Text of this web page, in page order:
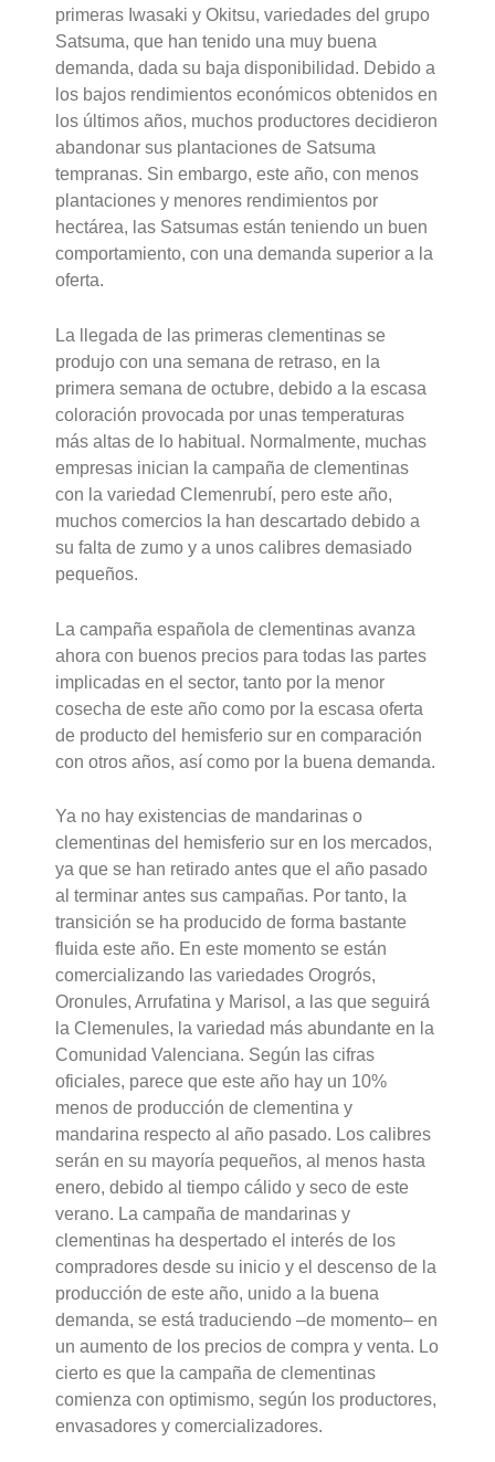
primeras Iwasaki y Okitsu, variedades del grupo
Satsuma, que han tenido una muy buena
demanda, dada su baja disponibilidad. Debido a
los bajos rendimientos económicos obtenidos en
los últimos años, muchos productores decidieron
abandonar sus plantaciones de Satsuma
tempranas. Sin embargo, este año, con menos
plantaciones y menores rendimientos por
hectárea, las Satsumas están teniendo un buen
comportamiento, con una demanda superior a la
oferta.
La llegada de las primeras clementinas se
produjo con una semana de retraso, en la
primera semana de octubre, debido a la escasa
coloración provocada por unas temperaturas
más altas de lo habitual. Normalmente, muchas
empresas inician la campaña de clementinas
con la variedad Clemenrubí, pero este año,
muchos comercios la han descartado debido a
su falta de zumo y a unos calibres demasiado
pequeños.
La campaña española de clementinas avanza
ahora con buenos precios para todas las partes
implicadas en el sector, tanto por la menor
cosecha de este año como por la escasa oferta
de producto del hemisferio sur en comparación
con otros años, así como por la buena demanda.
Ya no hay existencias de mandarinas o
clementinas del hemisferio sur en los mercados,
ya que se han retirado antes que el año pasado
al terminar antes sus campañas. Por tanto, la
transición se ha producido de forma bastante
fluida este año. En este momento se están
comercializando las variedades Orogrós,
Oronules, Arrufatina y Marisol, a las que seguirá
la Clemenules, la variedad más abundante en la
Comunidad Valenciana. Según las cifras
oficiales, parece que este año hay un 10%
menos de producción de clementina y
mandarina respecto al año pasado. Los calibres
serán en su mayoría pequeños, al menos hasta
enero, debido al tiempo cálido y seco de este
verano. La campaña de mandarinas y
clementinas ha despertado el interés de los
compradores desde su inicio y el descenso de la
producción de este año, unido a la buena
demanda, se está traduciendo –de momento– en
un aumento de los precios de compra y venta. Lo
cierto es que la campaña de clementinas
comienza con optimismo, según los productores,
envasadores y comercializadores.